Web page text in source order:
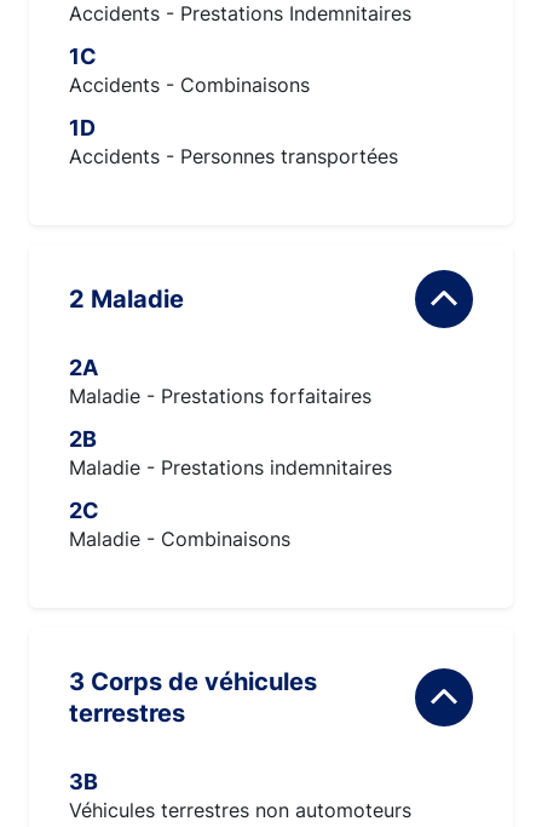
Accidents - Prestations Indemnitaires
1C
Accidents - Combinaisons
1D
Accidents - Personnes transportées
2 Maladie
2A
Maladie - Prestations forfaitaires
2B
Maladie - Prestations indemnitaires
2C
Maladie - Combinaisons
3 Corps de véhicules
terrestres
3B
Véhicules terrestres non automoteurs